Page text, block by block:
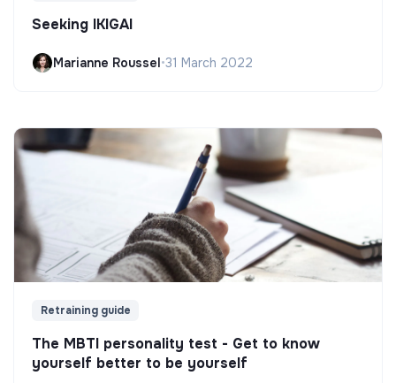
Seeking IKIGAI
Marianne Roussel•31 March 2022
Retraining guide
The MBTI personality test - Get to know
yourself better to be yourself